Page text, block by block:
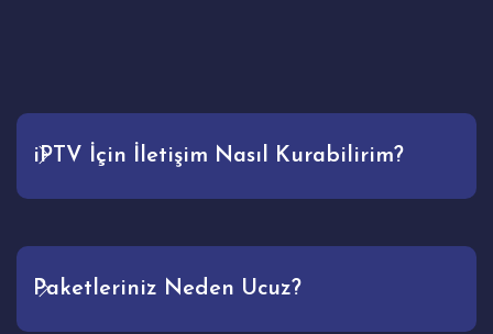
iPTV İçin İletişim Nasıl Kurabilirim?
Paketleriniz Neden Ucuz?